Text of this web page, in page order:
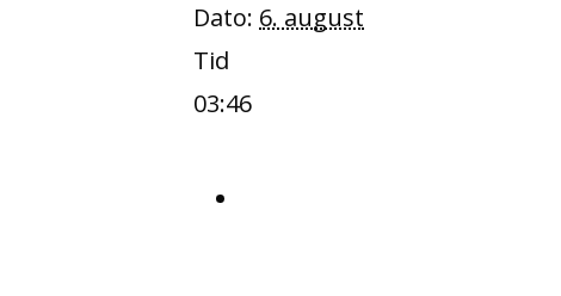
Dato: 6. august
Tid
03:46